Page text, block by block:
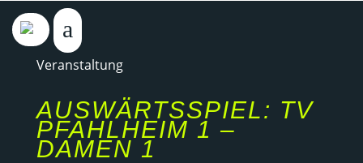
Veranstaltung
AUSWÄRTSSPIEL: TV
PFAHLHEIM 1 –
DAMEN 1